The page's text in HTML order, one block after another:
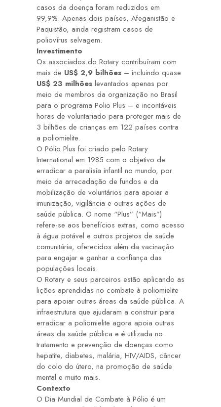
casos da doença foram reduzidos em
99,9%. Apenas dois países, Afeganistão e
Paquistão, ainda registram casos de
poliovírus selvagem.
Investimento
Os associados do Rotary contribuíram com
mais de US$ 2,9 bilhões – incluindo quase
US$ 23 milhões levantados apenas por
meio de membros da organização no Brasil
para o programa Polio Plus – e incontáveis
horas de voluntariado para proteger mais de
3 bilhões de crianças em 122 países contra
a poliomielite.
O Pólio Plus foi criado pelo Rotary
International em 1985 com o objetivo de
erradicar a paralisia infantil no mundo, por
meio da arrecadação de fundos e da
mobilização de voluntários para apoiar a
imunização, vigilância e outras ações de
saúde pública. O nome “Plus” (“Mais”)
refere-se aos benefícios extras, como acesso
à água potável e outros projetos de saúde
comunitária, oferecidos além da vacinação
para engajar e ganhar a confiança das
populações locais.
O Rotary e seus parceiros estão aplicando as
lições aprendidas no combate à poliomielite
para apoiar outras áreas da saúde pública. A
infraestrutura que ajudaram a construir para
erradicar a poliomielite agora apoia outras
áreas da saúde pública e é utilizada no
tratamento e prevenção de doenças como
hepatite, diabetes, malária, HIV/AIDS, câncer
do colo do útero, na promoção de saúde
mental e muito mais.
Contexto
O Dia Mundial de Combate à Pólio é um